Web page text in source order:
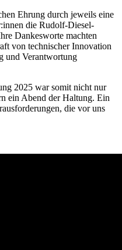
Ehrung durch jeweils eine
die Rudolf-Diesel-
Dankesworte machten
von technischer Innovation
und Verantwortung
2025 war somit nicht nur
ein Abend der Haltung. Ein
die vor uns